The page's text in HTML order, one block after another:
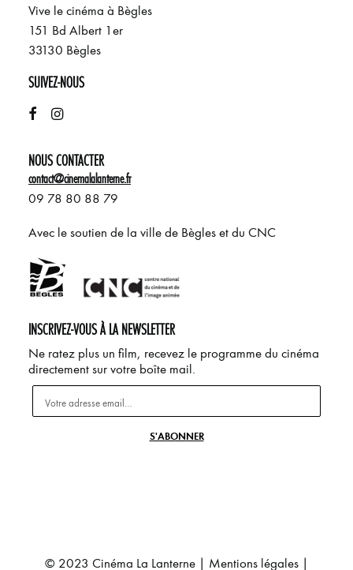
Vive le cinéma à Bègles
151 Bd Albert 1er
33130 Bègles
SUIVEZ-NOUS
NOUS CONTACTER
contact@cinemalalanterne.fr
09 78 80 88 79
Avec le soutien de la ville de Bègles et du CNC
INSCRIVEZ-VOUS À LA NEWSLETTER
Ne ratez plus un film, recevez le programme du cinéma
directement sur votre boîte mail.
© 2023 Cinéma La Lanterne | Mentions légales|